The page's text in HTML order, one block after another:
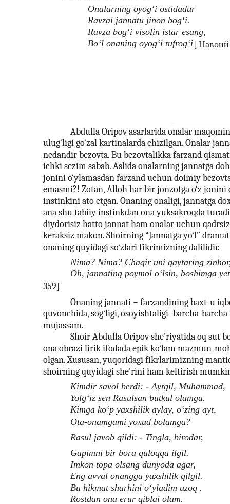
Onalarning oyog‘i ostidadur
Ravzai jannatu jinon bog‘i.
Ravza bog‘i visolin istar esang,
Bo‘l onaning oyog‘i tufrog‘i [
Abdulla Oripov asarlarida onalar
ulug‘ligi go‘zal kartinalarda chizilgan. Onalar
nedandir bezovta. Bu bezovtalikka farzand
ichki sezim sabab. Aslida onalarning jannatga
jonini o‘ylamasdan farzand uchun doimiy
emasmi?! Zotan, Alloh har bir jonzotga o‘z jonini
instinkini ato etgan. Onaning onaligi, jannatga
ana shu tabiiy instinkdan ona yuksakroqda
diydorisiz hatto jannat ham onalar uchun
keraksiz makon. Shoirning “Jannatga yo‘l”
onaning quyidagi so‘zlari fikrimizning dalilidir.
Nima? Nima? Chaqir uni qaytaring
Oh, jannating poymol o‘lsin, boshimga
359]
Onaning jannati − farzandining baxt-u
quvonchida, sog‘ligi, osoyishtaligi–barcha-
mujassam.
Shoir Abdulla Oripov she’riyatida oq sut
ona obrazi lirik ifodada epik ko‘lam mazmun-
olgan. Xususan, yuqoridagi fikrlarimizning
shoirning quyidagi she’rini ham keltirish
Kimdir savol berdi: - Аytgil, Muhammad,
Yolg‘iz sen Rasulsan butkul olamga.
Kimga ko‘p yaxshilik aylay, o‘zing ayt,
Ota-onamgami yoxud bolamga?
Rasul javob qildi: - Tingla, birodar,
Gapimni bir bora quloqqa ilgil.
Imkon topa olsang dunyoda agar,
Eng avval onangga yaxshilik qilgil.
Bu hikmat sharhini o‘yladim uzoq .
Rostdan ona erur qiblai olam.